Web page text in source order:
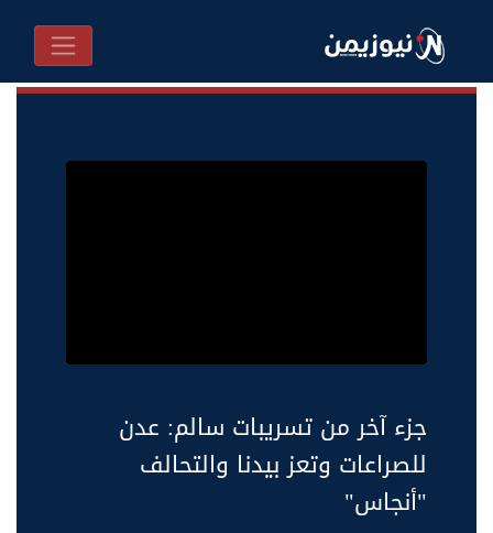
جزء آخر من تسريبات سالم: عدن
للصراعات وتعز بيدنا والتحالف
"أنجاس"